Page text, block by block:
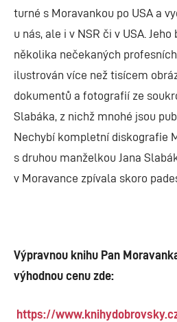
turné s Moravankou po USA a
u nás, ale i v NSR či v USA.
několika nečekaných
ilustrován více než tisícem
dokumentů a fotografií ze
Slabáka, z nichž mnohé jsou
Nechybí kompletní diskografie
s druhou manželkou Jana
v Moravance zpívala skoro
Výpravnou knihu Pan
výhodnou cenu zde:
https://